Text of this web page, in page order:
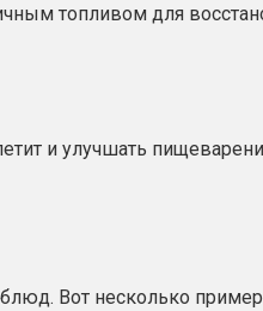
топливом для
и улучшать
Вот несколько